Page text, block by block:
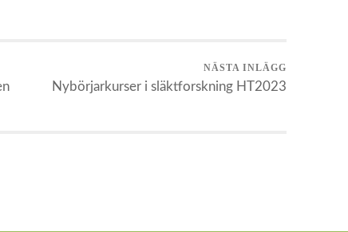
NÄSTA INLÄGG
Nybörjarkurser i släktforskning HT2023